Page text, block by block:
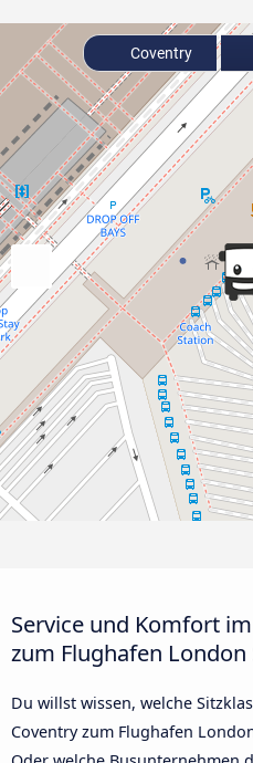
Coventry
Service und Komfort
zum Flughafen London
Du willst wissen, welche
Coventry zum Flughafen